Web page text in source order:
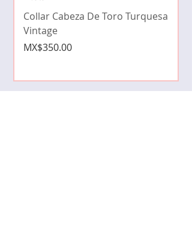
Collar Cabeza De Toro Turquesa
Vintage
Price
MX$350.00